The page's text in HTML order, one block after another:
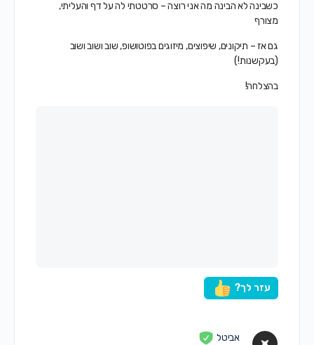
כשבינה לא הבינה מה אני רוצה – סרטטתי לה על דף והעליתי,
מצורף
גם אז – תיקונים, שיפוצים, מיזוגים בפוטושופ, שוב ושוב ושוב
(בעקשנות!)
בהצלחה!
עזר לך?
אביטל